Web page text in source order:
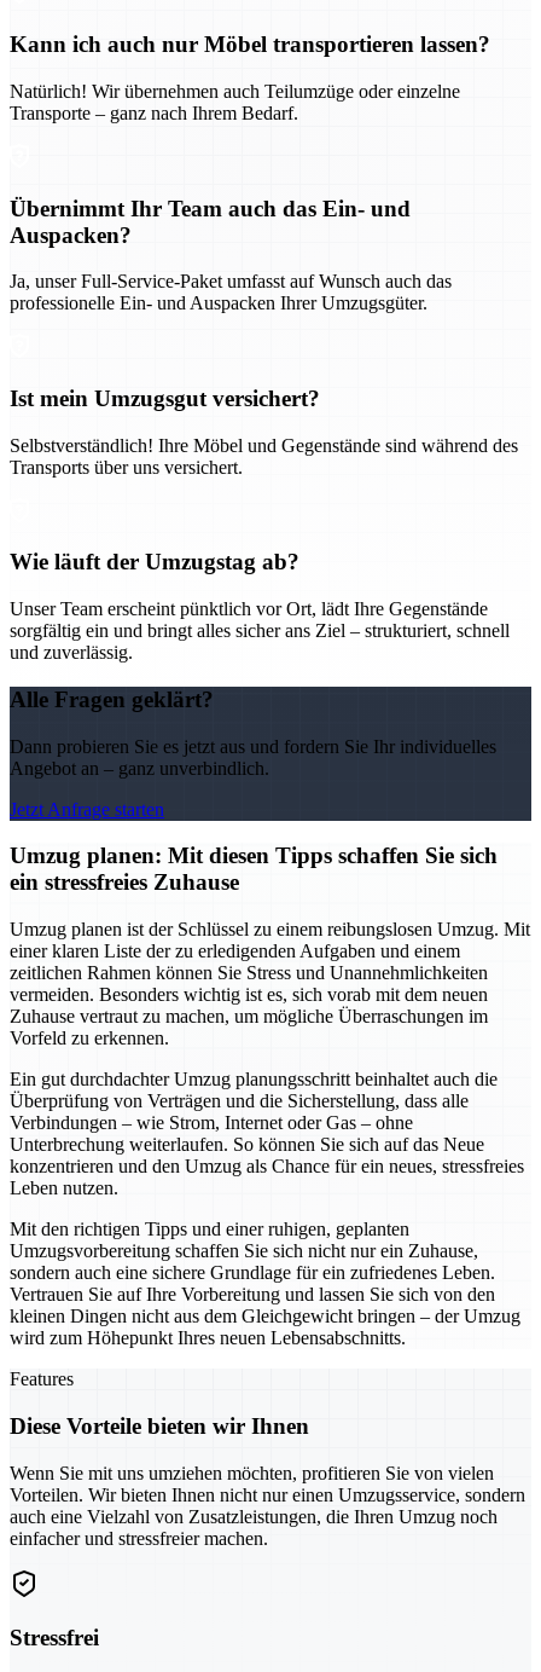
Kann ich auch nur Möbel transportieren lassen?
Natürlich! Wir übernehmen auch Teilumzüge oder einzelne
Transporte – ganz nach Ihrem Bedarf.
Übernimmt Ihr Team auch das Ein- und
Auspacken?
Ja, unser Full-Service-Paket umfasst auf Wunsch auch das
professionelle Ein- und Auspacken Ihrer Umzugsgüter.
Ist mein Umzugsgut versichert?
Selbstverständlich! Ihre Möbel und Gegenstände sind während des
Transports über uns versichert.
Wie läuft der Umzugstag ab?
Unser Team erscheint pünktlich vor Ort, lädt Ihre Gegenstände
sorgfältig ein und bringt alles sicher ans Ziel – strukturiert, schnell
und zuverlässig.
Alle Fragen geklärt?
Dann probieren Sie es jetzt aus und fordern Sie Ihr individuelles
Angebot an – ganz unverbindlich.
Jetzt Anfrage starten
Umzug planen: Mit diesen Tipps schaffen Sie sich
ein stressfreies Zuhause
Umzug planen ist der Schlüssel zu einem reibungslosen Umzug. Mit
einer klaren Liste der zu erledigenden Aufgaben und einem
zeitlichen Rahmen können Sie Stress und Unannehmlichkeiten
vermeiden. Besonders wichtig ist es, sich vorab mit dem neuen
Zuhause vertraut zu machen, um mögliche Überraschungen im
Vorfeld zu erkennen.
Ein gut durchdachter Umzug planungsschritt beinhaltet auch die
Überprüfung von Verträgen und die Sicherstellung, dass alle
Verbindungen – wie Strom, Internet oder Gas – ohne
Unterbrechung weiterlaufen. So können Sie sich auf das Neue
konzentrieren und den Umzug als Chance für ein neues, stressfreies
Leben nutzen.
Mit den richtigen Tipps und einer ruhigen, geplanten
Umzugsvorbereitung schaffen Sie sich nicht nur ein Zuhause,
sondern auch eine sichere Grundlage für ein zufriedenes Leben.
Vertrauen Sie auf Ihre Vorbereitung und lassen Sie sich von den
kleinen Dingen nicht aus dem Gleichgewicht bringen – der Umzug
wird zum Höhepunkt Ihres neuen Lebensabschnitts.
Features
Diese Vorteile bieten wir Ihnen
Wenn Sie mit uns umziehen möchten, profitieren Sie von vielen
Vorteilen. Wir bieten Ihnen nicht nur einen Umzugsservice, sondern
auch eine Vielzahl von Zusatzleistungen, die Ihren Umzug noch
einfacher und stressfreier machen.
Stressfrei